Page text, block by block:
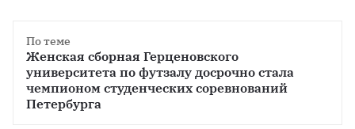
По теме
Женская сборная Герценовского
университета по футзалу досрочно стала
чемпионом студенческих соревнований
Петербурга